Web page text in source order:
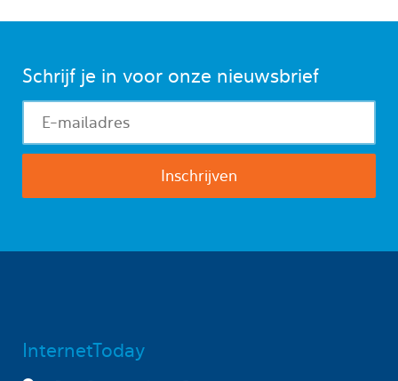
Schrijf je in voor onze nieuwsbrief
InternetToday